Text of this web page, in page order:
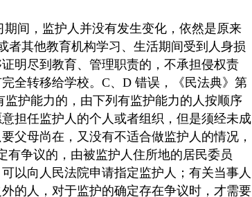
间，监护人并没有发生变化，依然是原来
者其他教育机构学习、生活期间受到人身损
明尽到教育、管理职责的，不承担侵权责
全转移给学校。C、D 错误，《民法典》第
护能力的，由下列有监护能力的人按顺序
担任监护人的个人或者组织，但是须经未成
父母尚在，又没有不适合做监护人的情况，
有争议的，由被监护人住所地的居民委员
以向人民法院申请指定监护人；有关当事人
的人，对于监护的确定存在争议时，才需要